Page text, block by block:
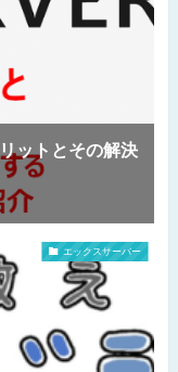
ットとその解決
エックスサーバー